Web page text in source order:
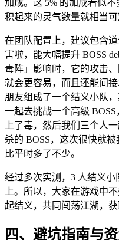
加成。这 5% 的加成看似
积起来的灵气数量就相当可
在团队配置上，建议包含
害啦，能大幅提升 BOSS
毒阵」影响时，它的攻击
就会更容易，而且还能间
朋友组成了一个结义小队
一起去挑战一个高级
上了毒，然后我们三个人
杀的 BOSS，这次很快就
比平时多了不少。
经过多次实测，3 人结义小
上。所以，大家在游戏中
起结义，共同闯荡江湖，获
四、避坑指南与